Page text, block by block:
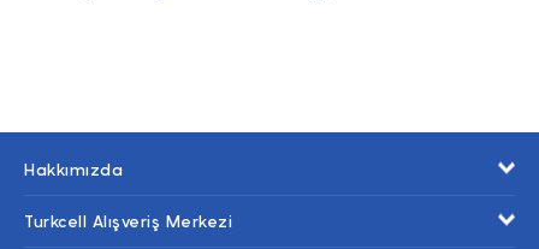
Hakkımızda
Turkcell Alışveriş Merkezi